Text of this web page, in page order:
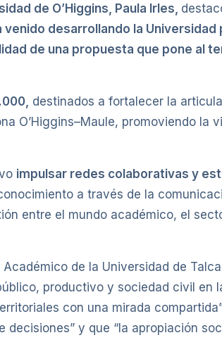
de O’Higgins Paula Irles
desarrollando la
de una propuesta que pone al
destinados a fortalecer la
O’Higgins–Maule, promoviendo la
impulsar redes colaborativas y
a través de la
entre el mundo académico, el
de la Universidad de
productivo y sociedad civil en
con una mirada
y que “la apropiación